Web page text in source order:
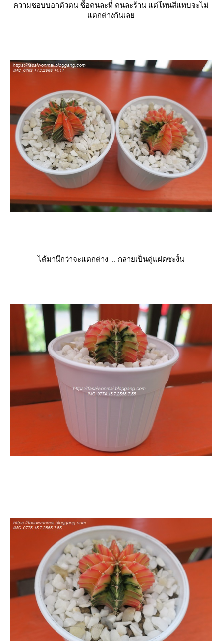
ความชอบบอกตัวตน ซื้อคนละที่ คนละร้าน แต่โทนสีแทบจะไม่
ตกต่างกันเล
ได้มานึกว่าจะแตกต่าง ... กลายเป็นคู่แฝดซะงั้น